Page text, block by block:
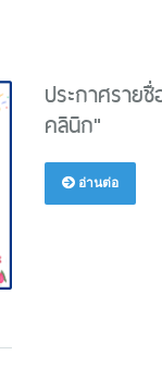
ประกาศราย
คลินิก"
อ่านต่อ